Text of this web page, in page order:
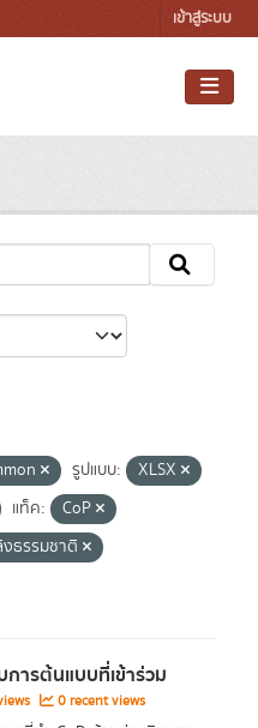
เข้าสู่ระบบ
รูปแบบ:
XLSX
แท็ค:
CoP
งธรรมชาติ
ารต้นแบบที่เข้าร่วม
0 recent views